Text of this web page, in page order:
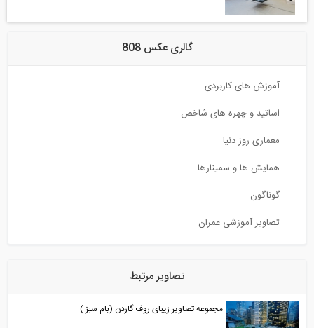
گالری عکس 808
آموزش های کاربردی
اساتید و چهره های شاخص
معماری روز دنیا
همایش ها و سمینارها
گوناگون
تصاویر آموزشی عمران
تصاویر مرتبط
مجموعه تصاویر زیبای روف گاردن (بام سبز )